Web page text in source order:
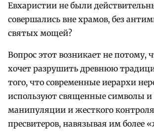
Евхаристии не были
совершались вне храмов, без
святых мощей?
Вопрос этот возникает не потому,
хочет разрушить древнюю
того, что современные иерархи
используют священные символы
манипуляции и жесткого
пресвитеров, навязывая им более